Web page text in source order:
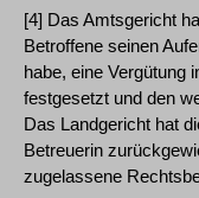
[4] Das Amtsgericht
Betroffene seinen
habe, eine Vergütung
festgesetzt und den
Das Landgericht hat
Betreuerin
zugelassene